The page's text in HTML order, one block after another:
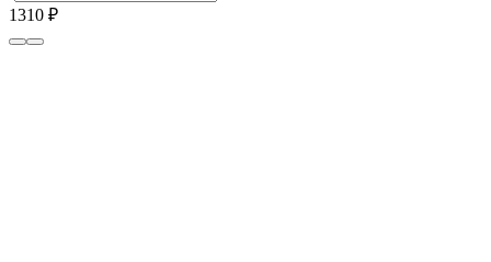
1310 ₽